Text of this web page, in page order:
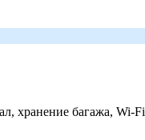
хранение багажа, Wi-